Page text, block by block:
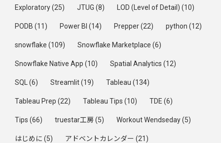
Exploratory(25) JTUG (8) LOD (Level of Detail) (10)
PODB (11) Power BI (14) Prepper(22) python (12)
snowflake (109) Snowflake Marketplace (6)
Snowflake Native App (10) Spatial Analytics (12)
SQL (6) Streamlit(19) Tableau (134)
Tableau Prep (22) Tableau Tips (10) TDE (6)
Tips (66) truestar工房(5) Workout Wendseday(5)
はじめに (5) アドベントカレンダー (21)